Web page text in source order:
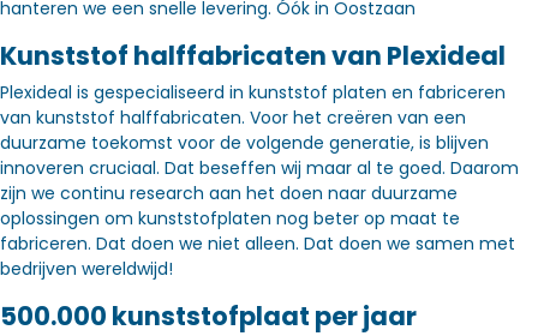
hanteren we een snelle levering. Óók in Oostzaan
Kunststof halffabricaten van Plexideal
Plexideal is gespecialiseerd in kunststof platen en fabriceren
van kunststof halffabricaten. Voor het creëren van een
duurzame toekomst voor de volgende generatie, is blijven
innoveren cruciaal. Dat beseffen wij maar al te goed. Daarom
zijn we continu research aan het doen naar duurzame
oplossingen om kunststofplaten nog beter op maat te
fabriceren. Dat doen we niet alleen. Dat doen we samen met
bedrijven wereldwijd!
500.000 kunststofplaat per jaar